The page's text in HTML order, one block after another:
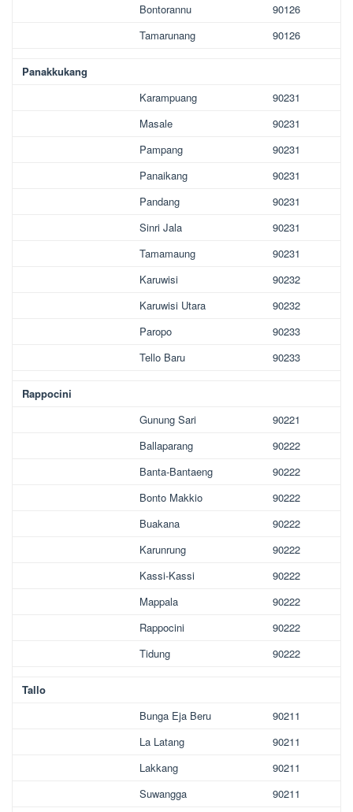
Bontorannu
90126
Tamarunang
90126
Panakkukang
Karampuang
90231
Masale
90231
Pampang
90231
Panaikang
90231
Pandang
90231
Sinri Jala
90231
Tamamaung
90231
Karuwisi
90232
Karuwisi Utara
90232
Paropo
90233
Tello Baru
90233
Rappocini
Gunung Sari
90221
Ballaparang
90222
Banta-Bantaeng
90222
Bonto Makkio
90222
Buakana
90222
Karunrung
90222
Kassi-Kassi
90222
Mappala
90222
Rappocini
90222
Tidung
90222
Tallo
Bunga Eja Beru
90211
La Latang
90211
Lakkang
90211
Suwangga
90211